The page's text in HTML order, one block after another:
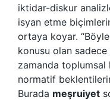
iktidar-diskur
isyan etme
ortaya koyar.
konusu olan
zamanda toplumsal
normatif
Burada meşruiyet